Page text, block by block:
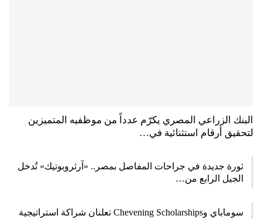
البنك الزراعي المصري يكرّم عدداً من موظفيه المتميزين
لتحقيق أرقام استثنائية في…
ثورة جديدة في جراحات المفاصل بمصر.. «آرثروبوتيك» تُدخل
الجيل الرابع من…
سوماباي وChevening Scholarships تعلنان شراكة استراتيجية